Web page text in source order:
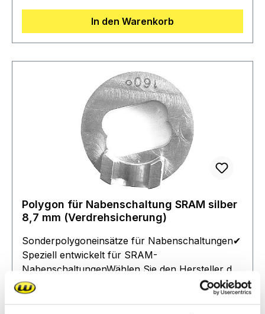
Rückseite des Polygons✔ Greifen direkt in das
Ausfallende des Rahmens für maximale
Stabilität✔ Sichert die Weber-Kupplung & die
Nabenschaltung zuverlässig gegen Verdrehen✔
Einfache Montage: Die vorhandene
Verdrehsicherung wird durch den passenden
Weber-Polygoneinsatz ersetzt✔ Hochwertige
Verarbeitung: Gefertigt aus hochfestem
Edelstahl, gedreht & gefräst für maximale
Stabilität✔ Kompatibel mit E- und CE-
KupplungLieferumfang:✔ 1x Polygoneinsatz🚲
Perfekte Passform für eine sichere &
zuverlässige Kupplungsmontage! 🚲
In den Warenkorb
Polygon für Nabenschaltung SRAM silber
8,7 mm (Verdrehsicherung)
Sonderpolygoneinsätze für Nabenschaltungen✔
Speziell entwickelt für SRAM-
NabenschaltungenWählen Sie den Hersteller der
Schaltung, die Farbe der vorhandenen
Verdrehsicherung und die eingravierte